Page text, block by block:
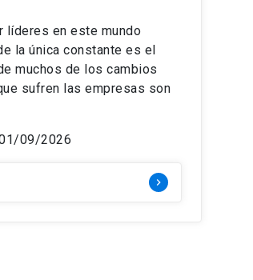
líderes en este mundo
la única constante es el
muchos de los cambios
sufren las empresas son
09/2026
keyboard_arrow_right